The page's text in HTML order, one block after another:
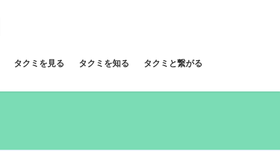
タクミを見る タクミを知る タクミと繋がる